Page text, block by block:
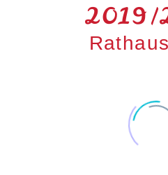
2019/